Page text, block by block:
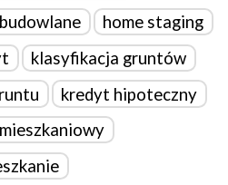
home staging
klasyfikacja gruntów
kredyt hipoteczny